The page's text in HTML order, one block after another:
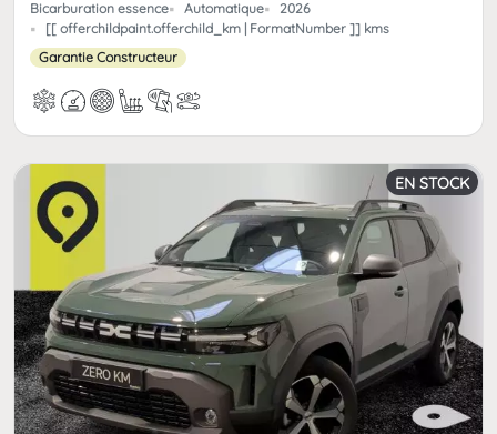
Bicarburation essence Automatique
2026
[[ offerchildpaint.offerchild_km | FormatNumber ]] kms
Garantie Constructeur
EN STOCK